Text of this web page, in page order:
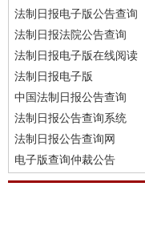
法制日报电子版公告查询
法制日报法院公告查询
法制日报电子版在线阅读
法制日报电子版
中国法制日报公告查询
法制日报公告查询系统
法制日报公告查询网
电子版查询仲裁公告